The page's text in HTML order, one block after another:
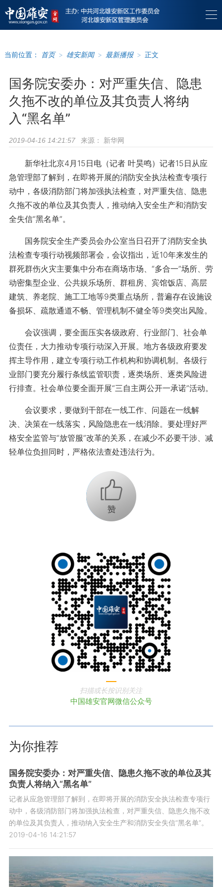
当前位置： 首页 > 雄安新闻 > 最新播报 > 正文
国务院安委办：对严重失信、隐患
久拖不改的单位及其负责人将纳
入“黑名单”
2019-04-16 14:21:57 来源： 新华网
新华社北京4月15日电（记者 叶昊鸣）记者15日从应
急管理部了解到，在即将开展的消防安全执法检查专项行
动中，各级消防部门将加强执法检查，对严重失信、隐患
久拖不改的单位及其负责人，推动纳入安全生产和消防安
全失信“黑名单”。
国务院安全生产委员会办公室当日召开了消防安全执
法检查专项行动视频部署会，会议指出，近10年来发生的
群死群伤火灾主要集中分布在商场市场、“多合一”场所、劳
动密集型企业、公共娱乐场所、群租房、宾馆饭店、高层
建筑、养老院、施工工地等9类重点场所，普遍存在设施设
备损坏、疏散通道不畅、管理机制不健全等9类突出风险。
会议强调，要全面压实各级政府、行业部门、社会单
位责任，大力推动专项行动深入开展。地方各级政府要发
挥主导作用，建立专项行动工作机构和协调机制。各级行
业部门要充分履行条线监管职责，逐类场所、逐类风险进
行排查。社会单位要全面开展“三自主两公开一承诺”活动。
会议要求，要做到干部在一线工作、问题在一线解
决、决策在一线落实，风险隐患在一线消除。要处理好严
格安全监管与“放管服”改革的关系，在减少不必要干涉、减
轻单位负担同时，严格依法查处违法行为。
+1
扫描或长按识别关注
中国雄安官网微信公众号
为你推荐
国务院安委办：对严重失信、隐患久拖不改的单位及其
负责人将纳入“黑名单”
记者从应急管理部了解到，在即将开展的消防安全执法检查专项行
动中，各级消防部门将加强执法检查，对严重失信、隐患久拖不改
的单位及其负责人，推动纳入安全生产和消防安全失信“黑名单”。
2019-04-16 14:21:57